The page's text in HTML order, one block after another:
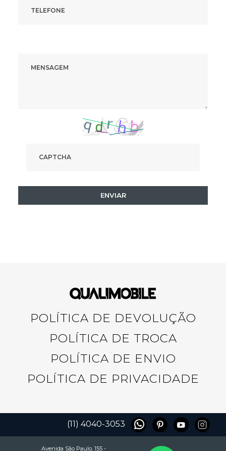
ENVIAR
POLÍTICA DE DEVOLUÇÃO
POLÍTICA DE TROCA
POLÍTICA DE ENVIO
POLÍTICA DE PRIVACIDADE
(11) 4040-3053
Avenida São Paulo, 155 -